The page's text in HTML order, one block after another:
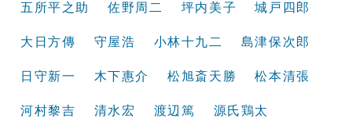
五所平之助 佐野周二 坪内美子 城戸四郎
大日方傳 守屋浩 小林十九二 島津保次郎
日守新一 木下惠介 松旭斎天勝 松本清張
河村黎吉 清水宏 渡辺篤 源氏鶏太